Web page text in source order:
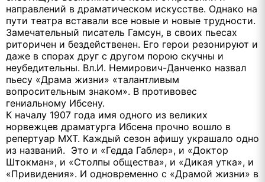
направлений в драматическом искусстве. Однако на
пути театра вставали все новые и новые трудности.
Замечательный писатель Гамсун, в своих пьесах
риторичен и бездейственен. Его герои резонируют и
даже в спорах друг с другом порою скучны и
неубедительны. Вл.И. Немирович-Данченко назвал
пьесу «Драма жизни» «талантливым
вопросительным знаком». В противовес
гениальному Ибсену.
К началу 1907 года имя одного из великих
норвежцев драматурга Ибсена прочно вошло в
репертуар МХТ. Каждый сезон афишу украшало одно
из названий. Это и «Гедда Габлер», и «Доктор
Штокман», и «Столпы общества», и «Дикая утка», и
«Привидения». И одновременно с «Драмой жизни» в